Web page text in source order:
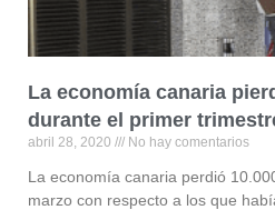
La economía canaria
durante el primer
abril 28, 2020 No hay comentarios
La economía canaria perdió
marzo con respecto a los que